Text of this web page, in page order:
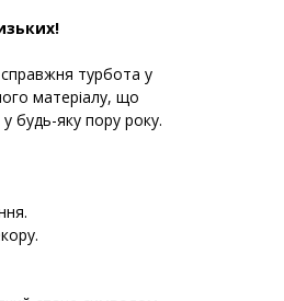
турбота у
матеріалу, що
будь-яку пору року.